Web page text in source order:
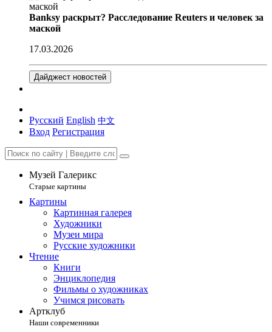
Banksy раскрыт? Расследование Reuters и человек за
маской
17.03.2026
Дайджест новостей
Русский English 中文
Вход Регистрация
Музей Галерикс
Старые картины
Картины
Картинная галерея
Художники
Музеи мира
Русские художники
Чтение
Книги
Энциклопедия
Фильмы о художниках
Учимся рисовать
Артклуб
Наши современники